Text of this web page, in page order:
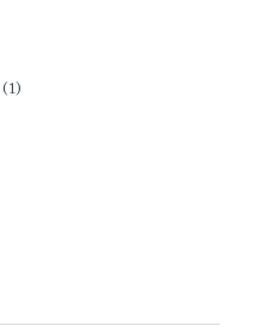
(1)